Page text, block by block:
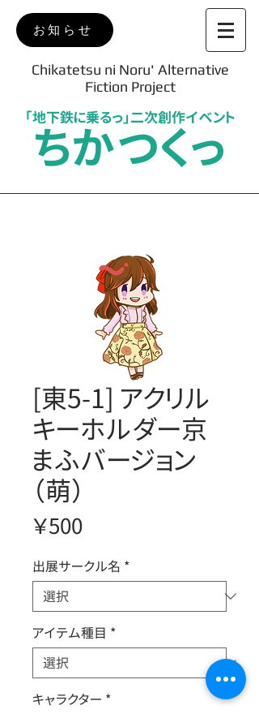
お知らせ
Chikatetsu ni Noru' Alternative
Fiction Project
ちかつくっ
「地下鉄に乗るっ」二次創作イベント
[東5-1] アクリル
キーホルダー京
まふバージョン
（萌）
￥500価
出展サークル名 *
アイテム種目 *
キャラクター *